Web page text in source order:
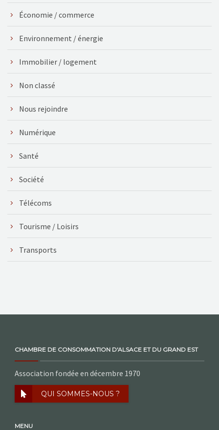
Économie / commerce
Environnement / énergie
Immobilier / logement
Non classé
Nous rejoindre
Numérique
Santé
Société
Télécoms
Tourisme / Loisirs
Transports
CHAMBRE DE CONSOMMATION D'ALSACE ET DU GRAND EST
Association fondée en décembre 1970
QUI SOMMES-NOUS ?
MENU